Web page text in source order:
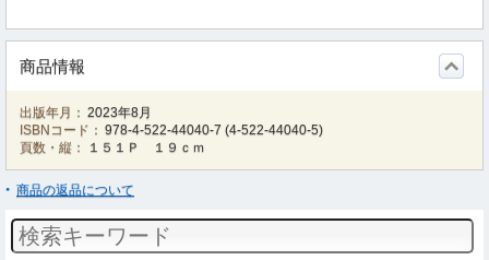
商品情報
出版年月： 2023年8月
ISBNコード： 978-4-522-44040-7 (4-522-44040-5)
頁数・縦：
１５１Ｐ １９ｃｍ
商品の返品について